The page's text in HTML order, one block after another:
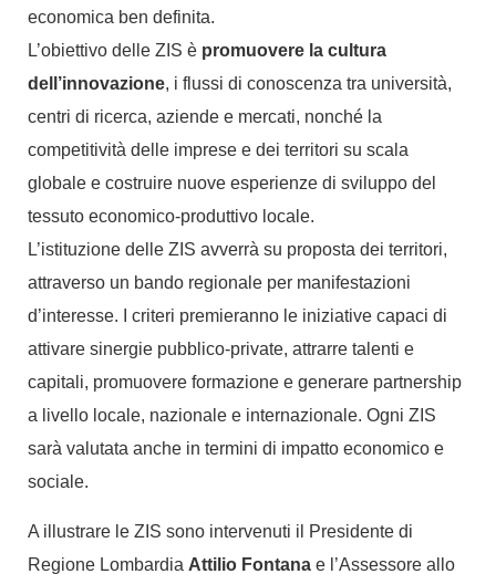
economica ben definita.
L’obiettivo delle ZIS è promuovere la cultura
dell’innovazione, i flussi di conoscenza tra università,
centri di ricerca, aziende e mercati, nonché la
competitività delle imprese e dei territori su scala
globale e costruire nuove esperienze di sviluppo del
tessuto economico-produttivo locale.
L’istituzione delle ZIS avverrà su proposta dei territori,
attraverso un bando regionale per manifestazioni
d’interesse. I criteri premieranno le iniziative capaci di
attivare sinergie pubblico-private, attrarre talenti e
capitali, promuovere formazione e generare partnership
a livello locale, nazionale e internazionale. Ogni ZIS
sarà valutata anche in termini di impatto economico e
sociale.
A illustrare le ZIS sono intervenuti il Presidente di
Regione Lombardia Attilio Fontana e l’Assessore allo